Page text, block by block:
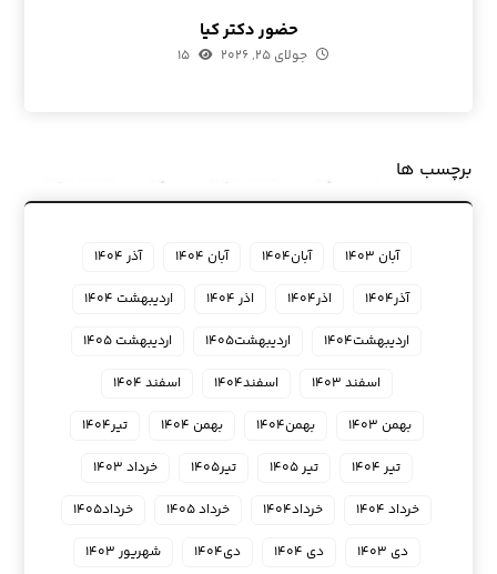
حضور دکتر کیا
جولای ۲۵, ۲۰۲۶ ۱۵
برچسب ها
آبان ۱۴۰۳ آبان۱۴۰۴ آبان ۱۴۰۴
آذر ۱۴۰۴
آذر۱۴۰۴
اذر۱۴۰۴ اذر ۱۴۰۴
اردیبهشت ۱۴۰۴
اردیبهشت۱۴۰۴
اردیبهشت۱۴۰۵
اردیبهشت ۱۴۰۵
اسفند ۱۴۰۳
اسفند۱۴۰۴
اسفند ۱۴۰۴
بهمن ۱۴۰۳
بهمن۱۴۰۴ بهمن ۱۴۰۴
تیر۱۴۰۴
تیر ۱۴۰۴
تیر ۱۴۰۵ تیر۱۴۰۵
خرداد ۱۴۰۳
خرداد ۱۴۰۴
خرداد۱۴۰۴ خرداد ۱۴۰۵
خرداد۱۴۰۵
دی ۱۴۰۳
دی ۱۴۰۴ دی۱۴۰۴ شهریور ۱۴۰۳